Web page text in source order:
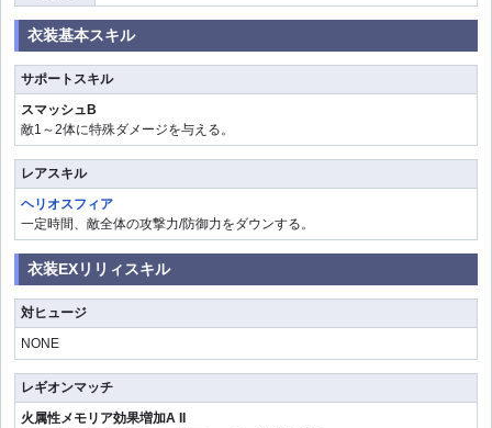
衣装基本スキル
サポートスキル
スマッシュB
敵1～2体に特殊ダメージを与える。
レアスキル
ヘリオスフィア
一定時間、敵全体の攻撃力/防御力をダウンする。
衣装EXリリィスキル
対ヒュージ
NONE
レギオンマッチ
火属性メモリア効果増加A II